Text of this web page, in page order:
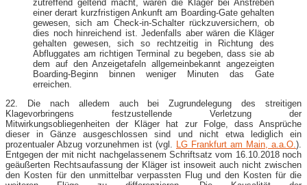
zutreffend geltend macht, wären die Kläger bei Anstreben
einer derart kurzfristigen Ankunft am Boarding-Gate gehalten
gewesen, sich am Check-in-Schalter rückzuversichern, ob
dies noch hinreichend ist. Jedenfalls aber wären die Kläger
gehalten gewesen, sich so rechtzeitig in Richtung des
Abfluggates am richtigen Terminal zu begeben, dass sie ab
dem auf den Anzeigetafeln allgemeinbekannt angezeigten
Boarding-Beginn binnen weniger Minuten das Gate
erreichen.
22. Die nach alledem auch bei Zugrundelegung des streitigen
Klagevorbringens festzustellende Verletzung der
Mitwirkungsobliegenheiten der Kläger hat zur Folge, dass Ansprüche
dieser in Gänze ausgeschlossen sind und nicht etwa lediglich ein
prozentualer Abzug vorzunehmen ist (vgl. LG Frankfurt am Main, a.a.O. ).
Entgegen der mit nicht nachgelassenem Schriftsatz vom 16.10.2018 noch
geäußerten Rechtsaufassung der Kläger ist insoweit auch nicht zwischen
den Kosten für den unmittelbar verpassten Flug und den Kosten für die